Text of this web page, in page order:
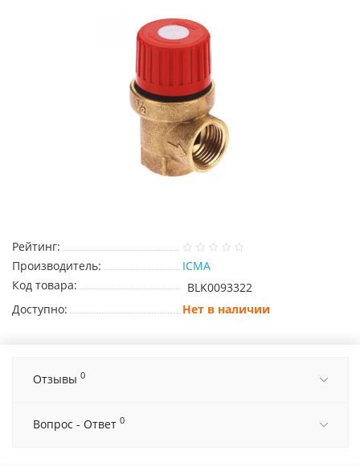
Рейтинг:
Производитель:
ICMA
Код товара:
BLK0093322
Доступно:
Нет в наличии
Отзывы 0
Вопрос - Ответ 0